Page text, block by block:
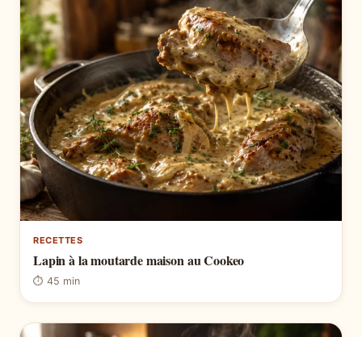
RECETTES
Lapin à la moutarde maison au Cookeo
⏱ 45 min